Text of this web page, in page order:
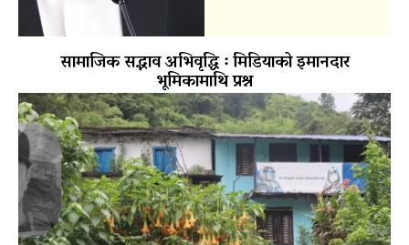
सामाजिक सद्भाव अभिवृद्धि ः मिडियाको इमानदार
भूमिकामाथि प्रश्न